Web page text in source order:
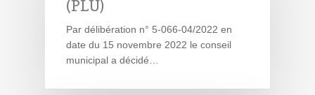
(PLU)
Par délibération n° 5-066-04/2022 en
date du 15 novembre 2022 le conseil
municipal a décidé…